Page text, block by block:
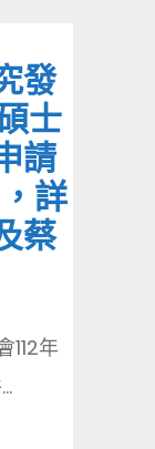
發
士
請
詳
蔡
112年